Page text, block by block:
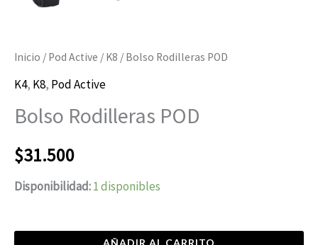
Inicio / Pod Active / K8 / Bolso Rodilleras POD
K4, K8, Pod Active
Bolso Rodilleras POD
$31.500
Disponibilidad:1 disponibles
AÑADIR AL CARRITO